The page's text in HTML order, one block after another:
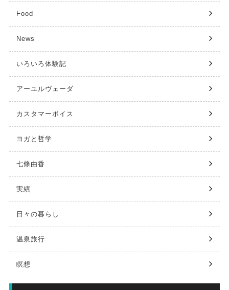
Food
News
いろいろ体験記
アーユルヴェーダ
カスタマーボイス
ヨガと哲学
七條由香
実績
日々の暮らし
温泉旅行
瞑想